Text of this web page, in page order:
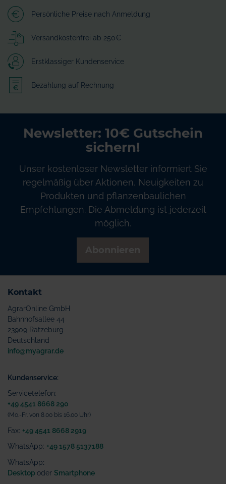
Persönliche Preise nach Anmeldung
Versandkostenfrei ab 250€
Erstklassiger Kundenservice
Bezahlung auf Rechnung
Newsletter: 10€ Gutschein
sichern!
Unser kostenloser Newsletter informiert Sie
regelmäßig über Aktionen, Neuigkeiten zu
Produkten und pflanzenbaulichen
Empfehlungen. Die Abmeldung ist jederzeit
möglich.
Kontakt
AgrarOnline GmbH
Bahnhofsallee 44
23909 Ratzeburg
Deutschland
info@myagrar.de
Kundenservice:
Servicetelefon:
+49 4541 8668 290
(Mo.-Fr. von 8.00 bis 16.00 Uhr)
Fax: +49 4541 8668 2919
WhatsApp: +49 1578 5137188
WhatsApp:
Desktop oder Smartphone